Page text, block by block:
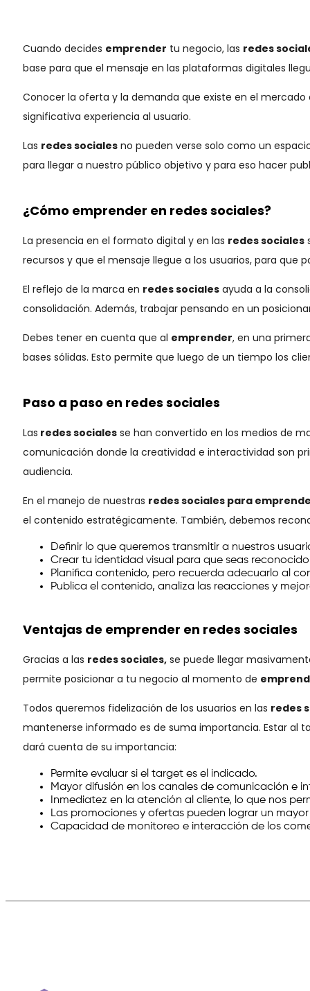
Cuando decides emprender tu negocio, las redes
base para que el mensaje en las plataformas digitales
Conocer la oferta y la demanda que existe en el
significativa experiencia al usuario.
Las redes sociales no pueden verse solo como un
para llegar a nuestro público objetivo y para eso hacer
¿Cómo emprender en redes sociales?
La presencia en el formato digital y en las redes sociales
recursos y que el mensaje llegue a los usuarios, para
El reflejo de la marca en redes sociales ayuda a la
consolidación. Además, trabajar pensando en un
Debes tener en cuenta que al emprender, en una
bases sólidas. Esto permite que luego de un tiempo los
Paso a paso en redes sociales
Las redes sociales se han convertido en los medios de
comunicación donde la creatividad e interactividad son
audiencia.
En el manejo de nuestras redes sociales para
el contenido estratégicamente. También, debemos
Definir lo que queremos transmitir a nuestros
Crear tu identidad visual para que seas
Planifica contenido, pero recuerda adecuarlo al
Publica el contenido, analiza las reacciones y
Ventajas de emprender en redes sociales
Gracias a las redes sociales, se puede llegar
permite posicionar a tu negocio al momento de
Todos queremos fidelización de los usuarios en las redes
mantenerse informado es de suma importancia. Estar al
dará cuenta de su importancia:
Permite evaluar si el target es el indicado.
Mayor difusión en los canales de comunicación e
Inmediatez en la atención al cliente, lo que nos
Las promociones y ofertas pueden lograr un
Capacidad de monitoreo e interacción de los